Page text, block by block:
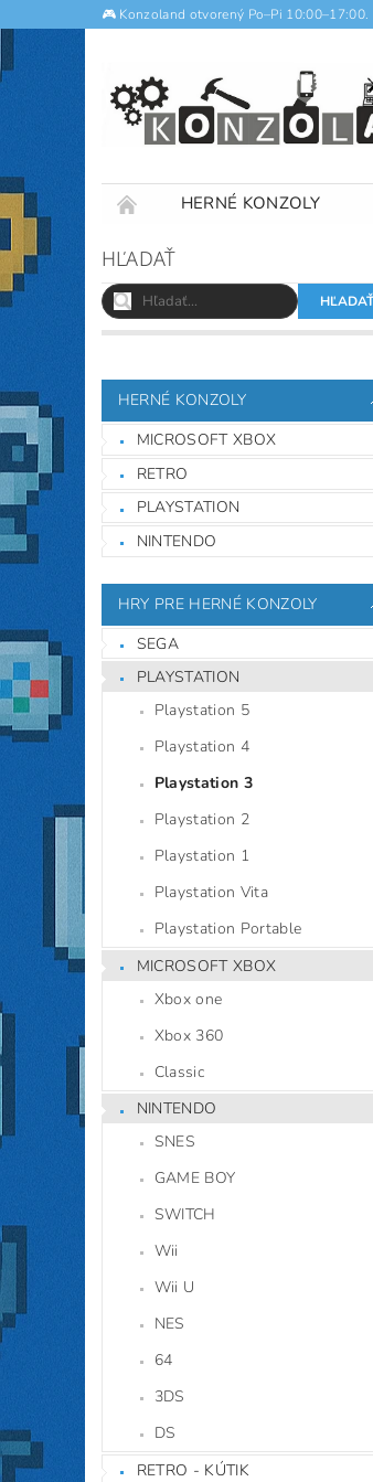
🎮 Konzoland otvorený Po–Pi 10:00–17:00.
HERNÉ KONZOLY
NOTEBOOKY
HĽADAŤ
HERNÉ KONZOLY
MICROSOFT XBOX
RETRO
PLAYSTATION
NINTENDO
HRY PRE HERNÉ KONZOLY
SEGA
PLAYSTATION
Playstation 5
Playstation 4
Playstation 3
Playstation 2
Playstation 1
Playstation Vita
Playstation Portable
MICROSOFT XBOX
Xbox one
Xbox 360
Classic
NINTENDO
SNES
GAME BOY
SWITCH
Wii
Wii U
NES
64
3DS
DS
RETRO - KÚTIK